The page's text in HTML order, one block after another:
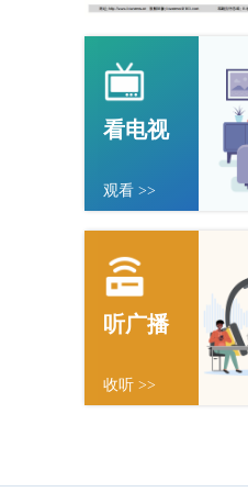
看电视
观看 >>
听广播
收听 >>